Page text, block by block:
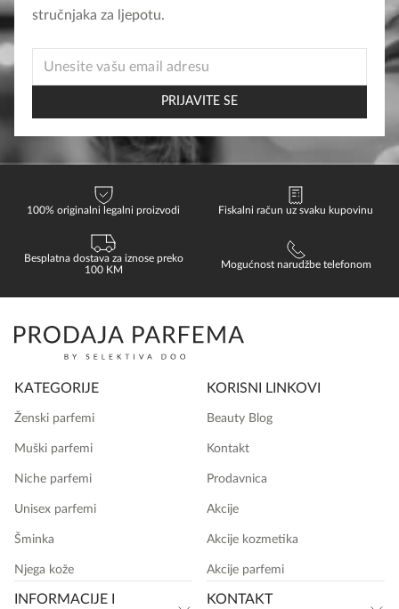
stručnjaka za ljepotu.
EMAIL
PRIJAVITE SE
100% originalni legalni proizvodi Fiskalni račun uz svaku kupovinu
Besplatna dostava za iznose preko
100 KM
Mogućnost narudžbe telefonom
KATEGORIJE
Ženski parfemi
Muški parfemi
Niche parfemi
Unisex parfemi
Šminka
Njega kože
KORISNI LINKOVI
Beauty Blog
Kontakt
Prodavnica
Akcije
Akcije kozmetika
Akcije parfemi
INFORMACIJE I
KONTAKT